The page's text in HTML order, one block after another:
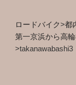
ロードバイク>都
第一京浜から高
>takanawabashi3